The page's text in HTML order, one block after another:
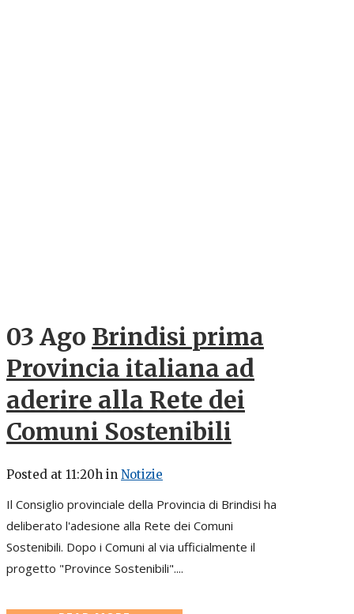
03 Ago Brindisi prima
Provincia italiana ad
aderire alla Rete dei
Comuni Sostenibili
Posted at 11:20h in Notizie
Il Consiglio provinciale della Provincia di Brindisi ha
deliberato l'adesione alla Rete dei Comuni
Sostenibili. Dopo i Comuni al via ufficialmente il
progetto "Province Sostenibili"....